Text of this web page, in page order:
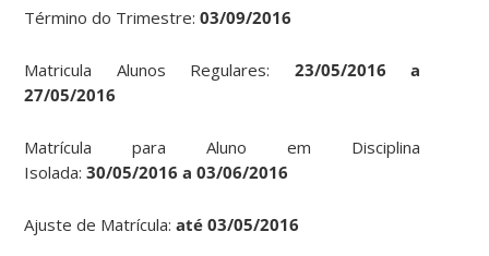
Término do Trimestre:03/09/2016
Matricula Alunos Regulares: 23/05/2016 a
27/05/2016
Matrícula para Aluno em Disciplina
Isolada:30/05/2016 a 03/06/2016
Ajuste de Matrícula: até 03/05/2016